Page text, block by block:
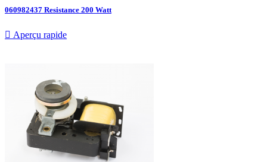
060982437 Resistance 200 Watt
 Aperçu rapide